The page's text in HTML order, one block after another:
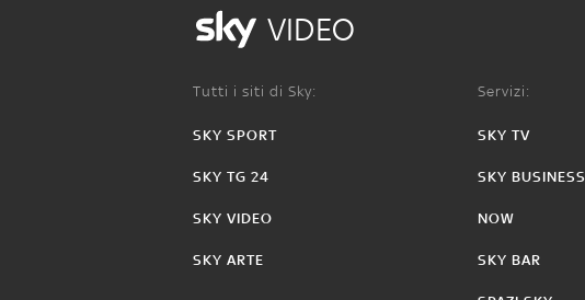
VIDEO
Tutti i siti di Sky:
SKY SPORT
SKY TG 24
SKY VIDEO
SKY ARTE
Servizi:
SKY TV
SKY BUSINESS
NOW
SKY BAR